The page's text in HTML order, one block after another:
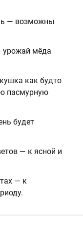
— возможны
урожай мёда
как будто
пасмурную
будет
— к ясной и
— к